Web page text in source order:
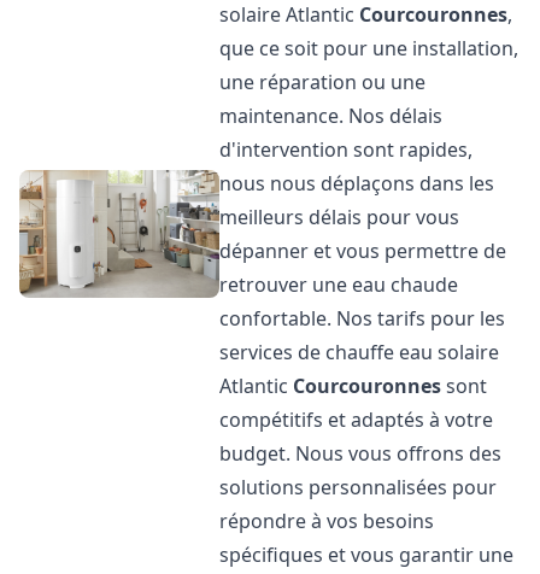
solaire Atlantic Courcouronnes,
que ce soit pour une installation,
une réparation ou une
maintenance. Nos délais
d'intervention sont rapides,
nous nous déplaçons dans les
meilleurs délais pour vous
dépanner et vous permettre de
retrouver une eau chaude
confortable. Nos tarifs pour les
services de chauffe eau solaire
Atlantic Courcouronnessont
compétitifs et adaptés à votre
budget. Nous vous offrons des
solutions personnalisées pour
répondre à vos besoins
spécifiques et vous garantir une